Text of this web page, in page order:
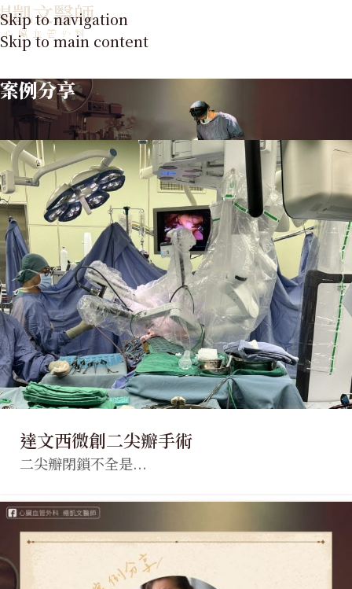
Skip to navigation
Skip to main content
案例分享
達文西微創二尖瓣手術
二尖瓣閉鎖不全是...